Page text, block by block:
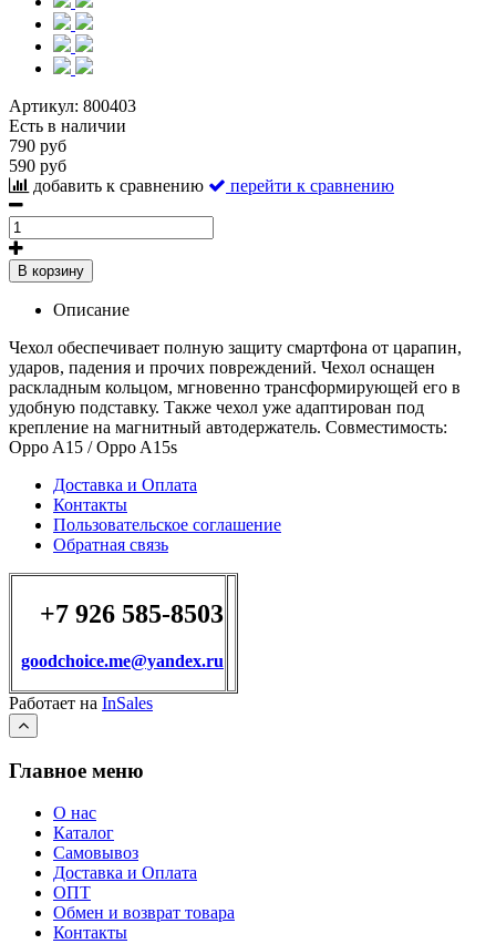
Артикул: 800403
Есть в наличии
790 руб
590 руб
добавить к сравнению
перейти к сравнению
В корзину
Описание
Чехол обеспечивает полную защиту смартфона от царапин,
ударов, падения и прочих повреждений. Чехол оснащен
раскладным кольцом, мгновенно трансформирующей его в
удобную подставку. Также чехол уже адаптирован под
крепление на магнитный автодержатель. Совместимость:
Oppo A15 / Oppo A15s
Доставка и Оплата
Контакты
Пользовательское соглашение
Обратная связь
+7 926 585-8503
goodchoice.me@yandex.ru
Работает на InSales
Главное меню
О нас
Каталог
Самовывоз
Доставка и Оплата
ОПТ
Обмен и возврат товара
Контакты